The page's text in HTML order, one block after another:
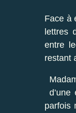
Face à
lettres
entre
restant
parfois